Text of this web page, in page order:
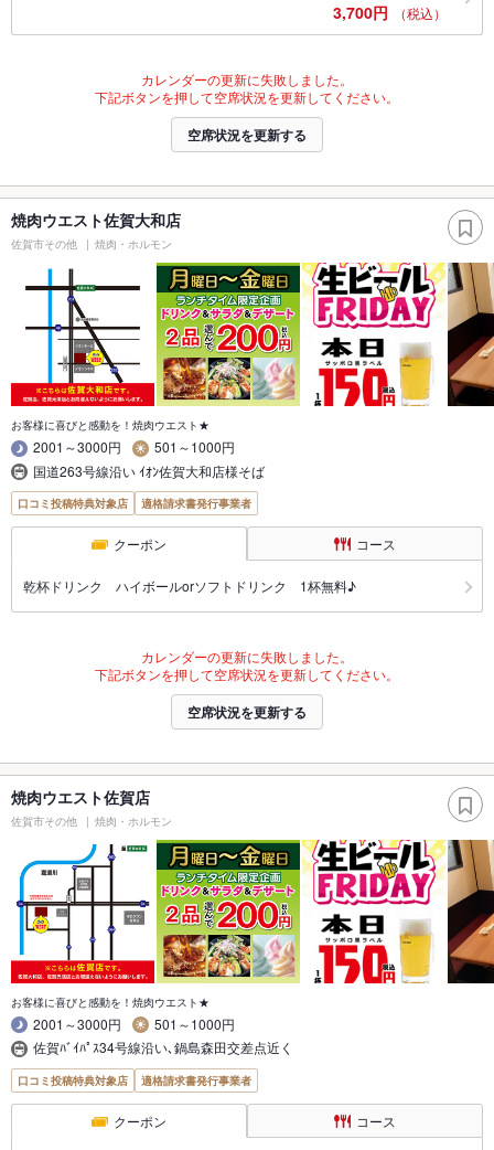
3,700円 （税込）
カレンダーの更新に失敗しました。
下記ボタンを押して空席状況を更新してください。
空席状況を更新する
焼肉ウエスト佐賀大和店
佐賀市その他 焼肉・ホルモン
お客様に喜びと感動を！焼肉ウエスト★
2001～3000円
501～1000円
国道263号線沿い ｲｵﾝ佐賀大和店様そば
口コミ投稿特典対象店 適格請求書発行事業者
クーポン コース
乾杯ドリンク ハイボールorソフトドリンク 1杯無料♪
カレンダーの更新に失敗しました。
下記ボタンを押して空席状況を更新してください。
空席状況を更新する
焼肉ウエスト佐賀店
佐賀市その他 焼肉・ホルモン
お客様に喜びと感動を！焼肉ウエスト★
2001～3000円
501～1000円
佐賀ﾊﾞｲﾊﾟｽ34号線沿い､鍋島森田交差点近く
口コミ投稿特典対象店 適格請求書発行事業者
クーポン コース